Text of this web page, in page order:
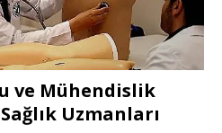
ve Mühendislik
Uzmanları